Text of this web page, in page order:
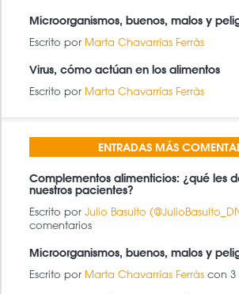
Microorganismos, buenos, malos y
Escrito por Marta Chavarrías Ferràs
Virus, cómo actúan en los alimentos
Escrito por Marta Chavarrías Ferràs
ENTRADAS MÁS
Complementos alimenticios: ¿qué les
nuestros pacientes?
Escrito por Julio Basulto
comentarios
Microorganismos, buenos, malos y
Escrito por Marta Chavarrías Ferràs con 3